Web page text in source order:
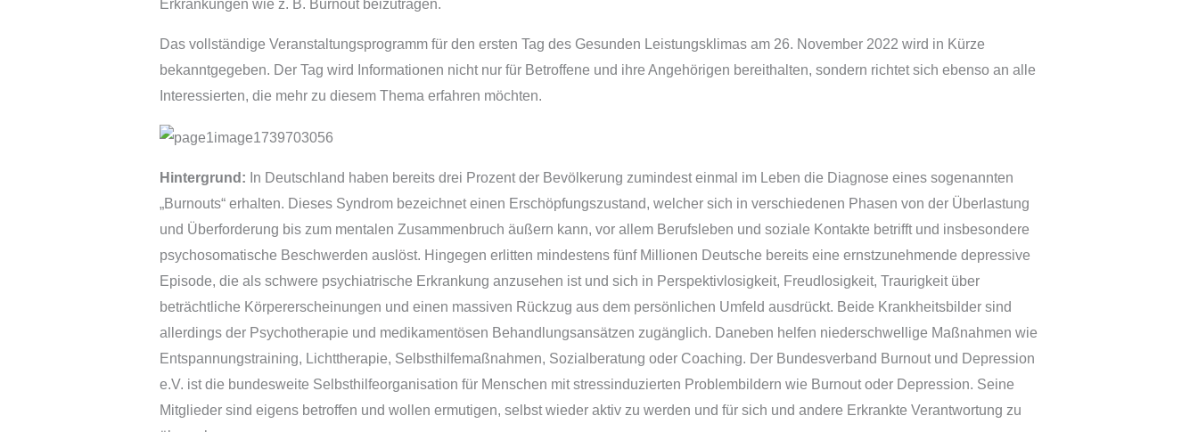
Erkrankungen wie z. B. Burnout beizutragen.
Das vollständige Veranstaltungsprogramm für den ersten Tag des Gesunden Leistungsklimas am 26. November 2022 wird in Kürze
bekanntgegeben. Der Tag wird Informationen nicht nur für Betroffene und ihre Angehörigen bereithalten, sondern richtet sich ebenso an alle
Interessierten, die mehr zu diesem Thema erfahren möchten.
Hintergrund: In Deutschland haben bereits drei Prozent der Bevölkerung zumindest einmal im Leben die Diagnose eines sogenannten
„Burnouts“ erhalten. Dieses Syndrom bezeichnet einen Erschöpfungszustand, welcher sich in verschiedenen Phasen von der Überlastung
und Überforderung bis zum mentalen Zusammenbruch äußern kann, vor allem Berufsleben und soziale Kontakte betrifft und insbesondere
psychosomatische Beschwerden auslöst. Hingegen erlitten mindestens fünf Millionen Deutsche bereits eine ernstzunehmende depressive
Episode, die als schwere psychiatrische Erkrankung anzusehen ist und sich in Perspektivlosigkeit, Freudlosigkeit, Traurigkeit über
beträchtliche Körpererscheinungen und einen massiven Rückzug aus dem persönlichen Umfeld ausdrückt. Beide Krankheitsbilder sind
allerdings der Psychotherapie und medikamentösen Behandlungsansätzen zugänglich. Daneben helfen niederschwellige Maßnahmen wie
Entspannungstraining, Lichttherapie, Selbsthilfemaßnahmen, Sozialberatung oder Coaching. Der Bundesverband Burnout und Depression
e.V. ist die bundesweite Selbsthilfeorganisation für Menschen mit stressinduzierten Problembildern wie Burnout oder Depression. Seine
Mitglieder sind eigens betroffen und wollen ermutigen, selbst wieder aktiv zu werden und für sich und andere Erkrankte Verantwortung zu